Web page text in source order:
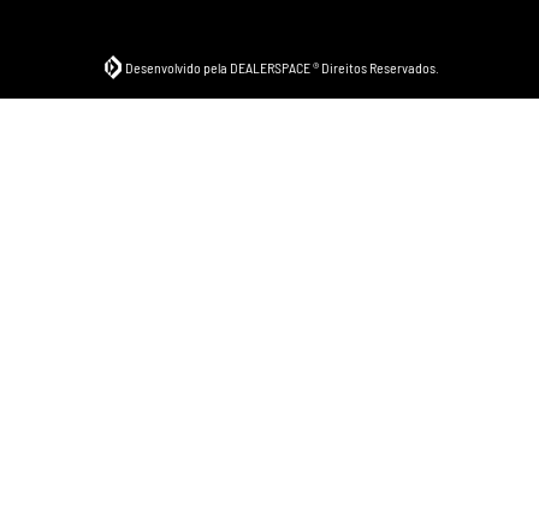
Desenvolvido pela DEALERSPACE ® Direitos Reservados.